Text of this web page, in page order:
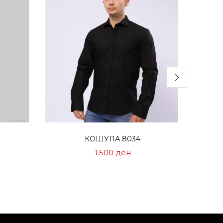
КОШУЛА 8034
1.500 ден